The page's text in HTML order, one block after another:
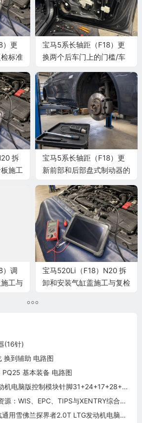
）更
标准
宝马5系长轴距（F18）更
换两个后车门上的门槛/车
检标准
拆
施工
宝马5系长轴距（F18）更
新前部和后部盘式制动器的
）调
工与
宝马520Li（F18）N20 拆
卸和安装气缸盖施工与复检
(16针)
换到辅助 电路图
PQ25 基本装备 电路图
脑版控制模块针脚31+24+17+28+22针 端子图
：WIS、EPC、TIPS与XENTRY综合运用
雪佛兰探界者2.0T LTG发动机电脑端子